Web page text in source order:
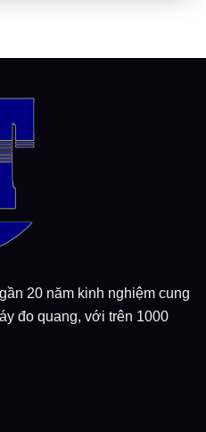
20 năm kinh nghiệm cung
đo quang, với trên 1000